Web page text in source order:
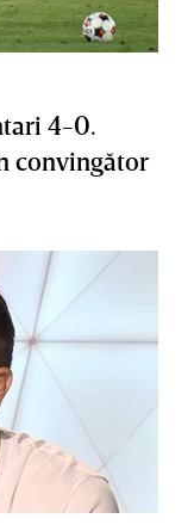
4-0.
convingător